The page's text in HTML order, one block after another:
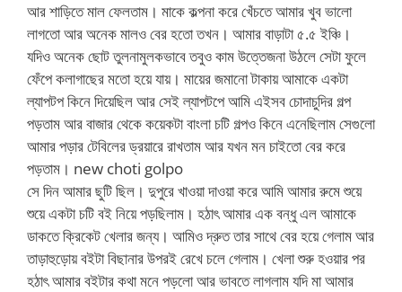
আর শাড়িতে মাল ফেলতাম। মাকে কল্পনা করে খেঁচতে আমার খুব ভালো
লাগতো আর অনেক মালও বের হতো তখন। আমার বাড়াটা ৫.৫ ইঞ্চি।
যদিও অনেক ছোট তুলনামুলকভাবে তবুও কাম উত্তেজনা উঠলে সেটা ফুলে
ফেঁপে কলাগাছের মতো হয়ে যায়। মায়ের জমানো টাকায় আমাকে একটা
ল্যাপটপ কিনে দিয়েছিল আর সেই ল্যাপটপে আমি এইসব চোদাচুদির গল্প
পড়তাম আর বাজার থেকে কয়েকটা বাংলা চটি গল্পও কিনে এনেছিলাম সেগুলো
আমার পড়ার টেবিলের ড্রয়ারে রাখতাম আর যখন মন চাইতো বের করে
পড়তাম। new choti golpo
সে দিন আমার ছুটি ছিল। দুপুরে খাওয়া দাওয়া করে আমি আমার রুমে শুয়ে
শুয়ে একটা চটি বই নিয়ে পড়ছিলাম। হঠাৎ আমার এক বন্ধু এল আমাকে
ডাকতে ক্রিকেট খেলার জন্য। আমিও দ্রুত তার সাথে বের হয়ে গেলাম আর
তাড়াহুড়োয় বইটা বিছানার উপরই রেখে চলে গেলাম। খেলা শুরু হওয়ার পর
হঠাৎ আমার বইটার কথা মনে পড়লো আর ভাবতে লাগলাম যদি মা আমার